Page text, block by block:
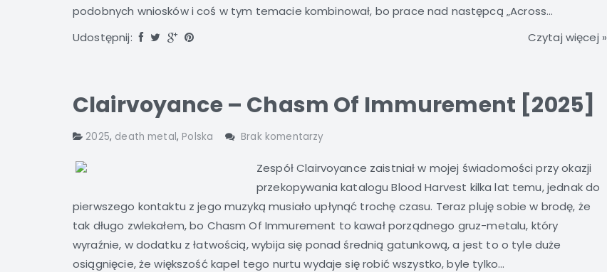
podobnych wniosków i coś w tym temacie kombinował, bo prace nad następcą „Across...
Udostępnij:
Czytaj więcej »
Clairvoyance – Chasm Of Immurement [2025]
2025, death metal, Polska Brak komentarzy
Zespół Clairvoyance zaistniał w mojej świadomości przy okazji
przekopywania katalogu Blood Harvest kilka lat temu, jednak do
pierwszego kontaktu z jego muzyką musiało upłynąć trochę czasu. Teraz pluję sobie w brodę, że
tak długo zwlekałem, bo Chasm Of Immurement to kawał porządnego gruz-metalu, który
wyraźnie, w dodatku z łatwością, wybija się ponad średnią gatunkową, a jest to o tyle duże
osiągnięcie, że większość kapel tego nurtu wydaje się robić wszystko, byle tylko...